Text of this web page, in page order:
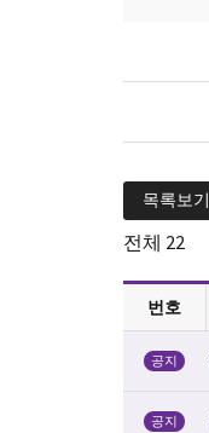
목록보기
전체 22
번호
공지
공지